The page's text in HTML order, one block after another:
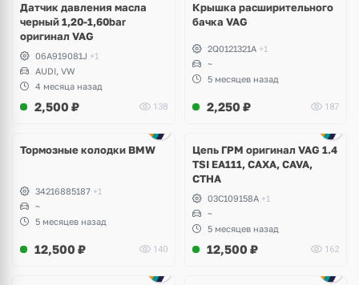
Датчик давления масла
черный 1,20-1,60bar
оригинал VAG
06A919081J +1
AUDI, VW
4 месяца назад
2,500 ₽ 138
Крышка расширительного
бачка VAG
2Q0121321A +1
~
5 месяцев назад
2,250 ₽ 187
Тормозные колодки BMW
34216885187 +1
~
5 месяцев назад
12,500 ₽ 140
Цепь ГРМ оригинал VAG 1.4
TSI EA111, CAXA, CAVA,
CTHA
03C109158A +1
~
5 месяцев назад
12,500 ₽ 162